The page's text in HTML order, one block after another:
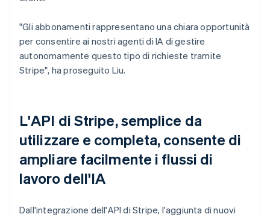
"Gli abbonamenti rappresentano una chiara opportunità
per consentire ai nostri agenti di IA di gestire
autonomamente questo tipo di richieste tramite
Stripe", ha proseguito Liu.
L'API di Stripe, semplice da
utilizzare e completa, consente di
ampliare facilmente i flussi di
lavoro dell'IA
Dall'integrazione dell'API di Stripe, l'aggiunta di nuovi